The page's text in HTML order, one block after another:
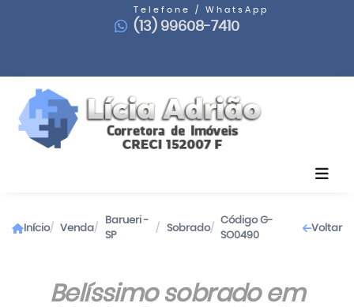
Telefone / WhatsApp
(13) 99608-7410
Início Venda
Barueri -
SP
Sobrado
Código G-
SO0490
Voltar
Belíssimo sobrado em